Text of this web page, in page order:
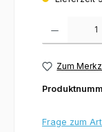
Zum
Frage zum